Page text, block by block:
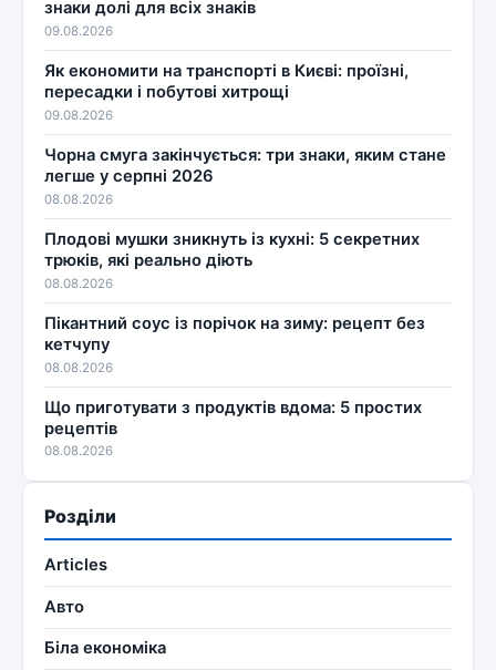
знаки долі для всіх знаків
09.08.2026
Як економити на транспорті в Києві: проїзні,
пересадки і побутові хитрощі
09.08.2026
Чорна смуга закінчується: три знаки, яким стане
легше у серпні 2026
08.08.2026
Плодові мушки зникнуть із кухні: 5 секретних
трюків, які реально діють
08.08.2026
Пікантний соус із порічок на зиму: рецепт без
кетчупу
08.08.2026
Що приготувати з продуктів вдома: 5 простих
рецептів
08.08.2026
Розділи
Articles
Авто
Біла економіка